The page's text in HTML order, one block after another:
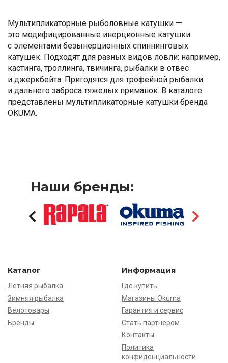
Мультипликаторные рыболовные катушки —
это модифицированные инерционные катушки
с элементами безынерционных спиннинговых
катушек. Подходят для разных видов ловли: например,
кастинга, троллинга, твичинга, рыбалки в отвес
и джеркбейта. Пригодятся для трофейной рыбалки
и дальнего заброса тяжелых приманок. В каталоге
представлены мультипликаторные катушки бренда
OKUMA.
Наши бренды:
Каталог
Летняя рыбалка
Зимняя рыбалка
Велотовары
Бренды
Информация
Где купить
Магазины Okuma
Гарантия и сервис
Стать партнёром
Контакты
Политика
конфиденциальности